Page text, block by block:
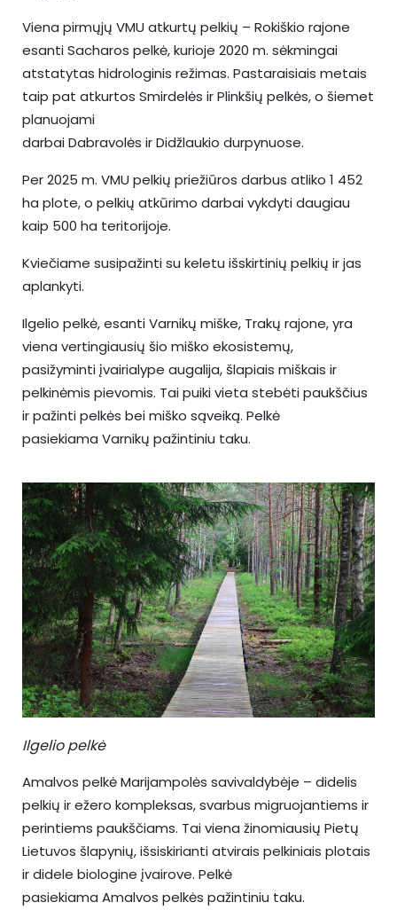
Viena pirmųjų VMU atkurtų pelkių – Rokiškio rajone
esanti Sacharos pelkė, kurioje 2020 m. sėkmingai
atstatytas hidrologinis režimas. Pastaraisiais metais
taip pat atkurtos Smirdelės ir Plinkšių pelkės, o šiemet
planuojami
darbai Dabravolės ir Didžlaukio durpynuose.
Per 2025 m. VMU pelkių priežiūros darbus atliko 1 452
ha plote, o pelkių atkūrimo darbai vykdyti daugiau
kaip 500 ha teritorijoje.
Kviečiame susipažinti su keletu išskirtinių pelkių ir jas
aplankyti.
Ilgelio pelkė, esanti Varnikų miške, Trakų rajone, yra
viena vertingiausių šio miško ekosistemų,
pasižyminti įvairialype augalija, šlapiais miškais ir
pelkinėmis pievomis. Tai puiki vieta stebėti paukščius
ir pažinti pelkės bei miško sąveiką. Pelkė
pasiekiama Varnikų pažintiniu taku.
Ilgelio pelkė
Amalvos pelkė Marijampolės savivaldybėje – didelis
pelkių ir ežero kompleksas, svarbus migruojantiems ir
perintiems paukščiams. Tai viena žinomiausių Pietų
Lietuvos šlapynių, išsiskirianti atvirais pelkiniais plotais
ir didele biologine įvairove. Pelkė
pasiekiama Amalvos pelkės pažintiniu taku.